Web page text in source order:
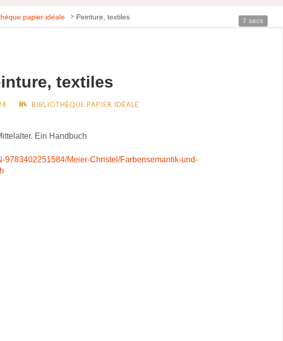
7 secs
papier idéale Peinture, textiles
textiles
BIBLIOTHÈQUE PAPIER IDÉALE
9783402251584/Meier-Christel/Farbensemantik-und-